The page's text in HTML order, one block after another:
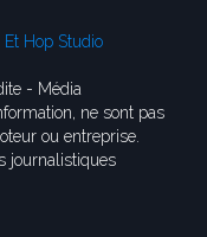
Et Hop Studio
- Média
ne sont pas
ou entreprise.
journalistiques